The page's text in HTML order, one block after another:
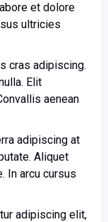
et dolore
ultricies
cras adipiscing.
Elit
aenean
adipiscing at
Aliquet
In arcu cursus
adipiscing elit,